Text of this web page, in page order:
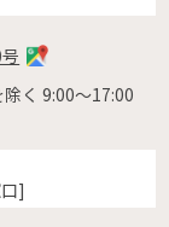
く 9:00〜17:00
]